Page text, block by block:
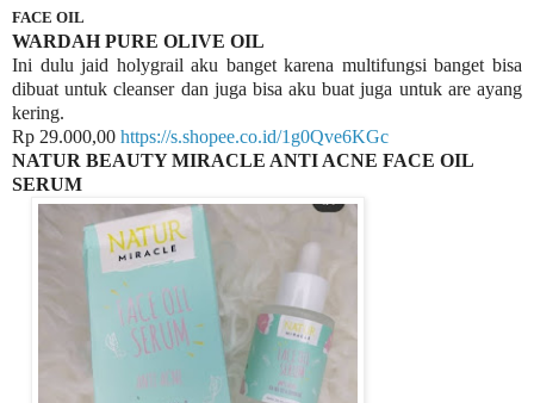
FACE OIL
WARDAH PURE OLIVE OIL
Ini dulu jaid holygrail aku banget karena multifungsi banget bisa
dibuat untuk cleanser dan juga bisa aku buat juga untuk are ayang
kering.
Rp 29.000,00 https://s.shopee.co.id/1g0Qve6KGc
NATUR BEAUTY MIRACLE ANTI ACNE FACE OIL
SERUM